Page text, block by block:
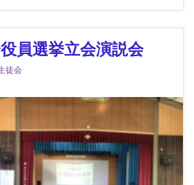
員選挙立会演説会
徒会